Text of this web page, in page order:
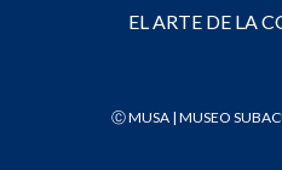
EL ARTE DE LA
Ⓒ MUSA | MUSEO